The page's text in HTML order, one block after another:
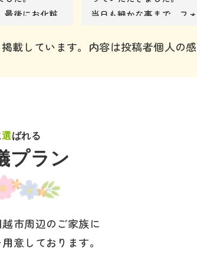
最後にお化粧
のキレイな母
残りのない
になってまし
でると思いま
ございまし
当日も細かな事まで、フ
した。スタッフの皆様、
しています。内容は投稿者個人の感
選ばれる
プラン
市周辺のご家族に
意しております。